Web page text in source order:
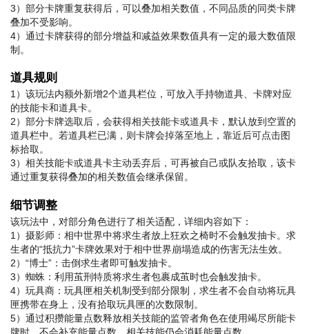
3）部分卡牌重复获得后，可以叠加相关数值，不同品质的同类卡牌
叠加不受影响。
4）通过卡牌获得的部分增益和减益效果数值具有一定的最大数值限
制。
道具规则
1）该玩法内额外新增2个道具栏位，可放入手持物道具、卡牌对应
的技能卡和道具卡。
2）部分卡牌选取后，会获得相关技能卡或道具卡，默认放到空置的
道具栏中。若道具栏已满，则卡牌会掉落至地上，靠近后可点击图
标拾取。
3）相关技能卡或道具卡主动丢弃后，可再被自己或队友拾取，该卡
通过重复获得叠加的相关数值会继承保留。
细节调整
该玩法中，对部分角色进行了相关适配，详细内容如下：
1）摄影师：相中世界中将求生者放上狂欢之椅时不会触发抽卡。求
生者的“抵抗力”卡牌效果对于相中世界崩塌造成的伤害无法生效。
2）“博士”：击倒求生者即可触发抽卡。
3）蜘蛛：利用茧刑特质将求生者包裹成茧时也会触发抽卡。
4）玩具商：玩具匣相关机制受到部分限制，求生者不会自动将玩具
匣携带在身上，没有拾取玩具匣的次数限制。
5）通过积攒能量点数释放相关技能的监管者角色在使用竭尽所能卡
牌时，不会补充能量点数，相关技能仍会消耗能量点数。